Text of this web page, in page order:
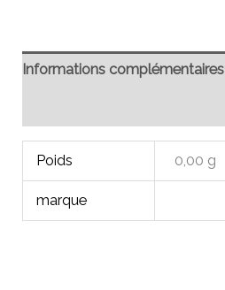
Informations complémentaires
Poids 0,00 g
marque